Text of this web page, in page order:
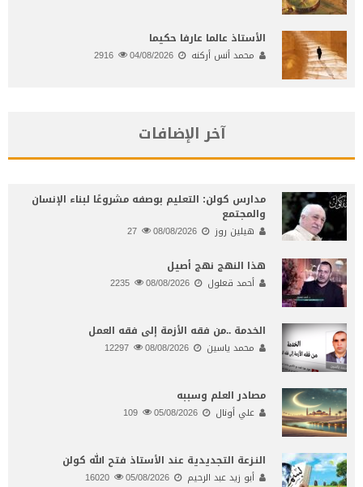
الأستاذ عالما عارفا حكيما
محمد أنس أركنه 04/08/2026
آخر الإضافات
مدارس كولن: التعليم بوصفه مشروعًا لبناء الإنسان
والمجتمع
هيلين روز 08/08/2026
هذا النهج نهج أصيل
أحمد قعلول 08/08/2026
الخدمة ..من فقه الأزمة إلى فقه العمل
محمد ياسين 08/08/2026
مصادر العلم وسببه
علي أونال 05/08/2026
النـزعة التجديدية عند الأستاذ فتح الله كولن
أبو زيد عبد الرحيم 05/08/2026